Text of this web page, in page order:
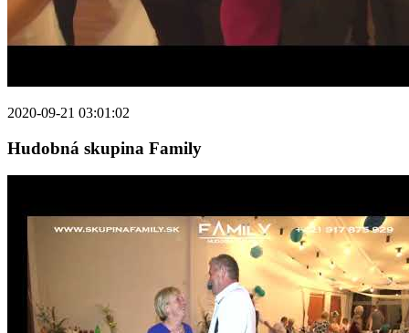
2020-09-21 03:01:02
Hudobná skupina Family